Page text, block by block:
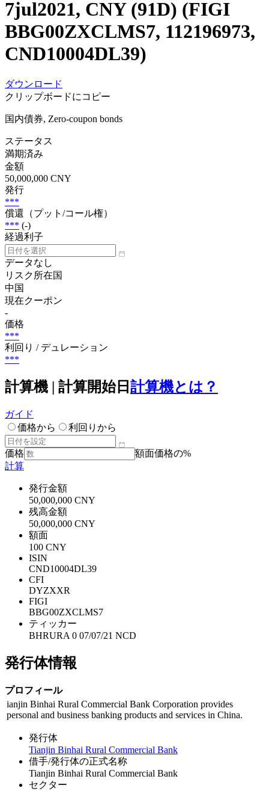
7jul2021, CNY (91D) (FIGI
BBG00ZXCLMS7, 112196973,
CND10004DL39)
ダウンロード
クリップボードにコピー
国内債券, Zero-coupon bonds
ステータス
満期済み
金額
50,000,000 CNY
発行
***
償還（プット/コール権）
*** (-)
経過利子
データなし
リスク所在国
中国
現在クーポン
-
価格
***
利回り / デュレーション
***
計算機 | 計算開始日 計算機とは？
ガイド
価格から
利回りから
価格
額面価格の%
計算
発行金額
50,000,000 CNY
残高金額
50,000,000 CNY
額面
100 CNY
ISIN
CND10004DL39
CFI
DYZXXR
FIGI
BBG00ZXCLMS7
ティッカー
BHRURA 0 07/07/21 NCD
発行体情報
プロフィール
ianjin Binhai Rural Commercial Bank Corporation provides
personal and business banking products and services in China.
発行体
Tianjin Binhai Rural Commercial Bank
借手/発行体の正式名称
Tianjin Binhai Rural Commercial Bank
セクター